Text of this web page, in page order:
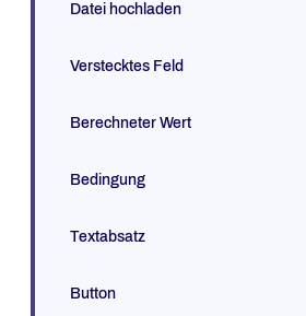
Datei hochladen
Verstecktes Feld
Berechneter Wert
Bedingung
Textabsatz
Button